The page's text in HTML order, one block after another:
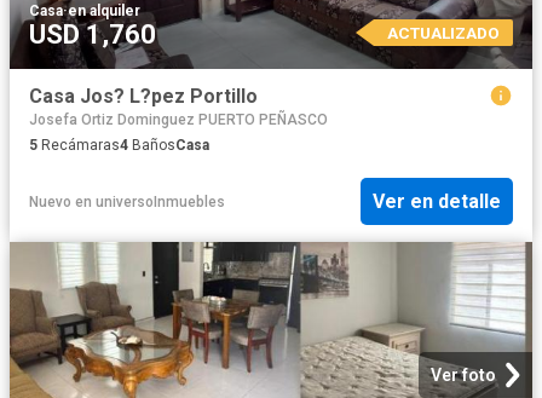
Casa·en alquiler
USD 1,760 ACTUALIZADO
Casa Jos? L?pez Portillo
Josefa Ortiz Dominguez PUERTO PEÑASCO
5 Recámaras4 BañosCasa
Nuevo en universoInmuebles Ver en detalle
Ver foto